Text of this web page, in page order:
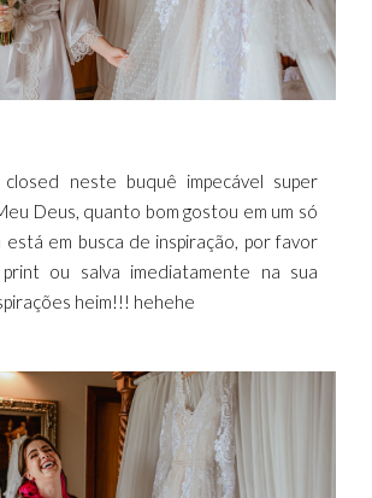
neste buquê impecável super
Deus, quanto bom gostou em um só
está em busca de inspiração, por favor
ou salva imediatamente na sua
heim!!! hehehe